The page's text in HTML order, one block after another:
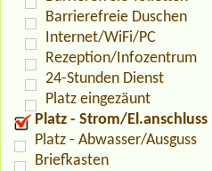
Barrierefreie Duschen
Internet/WiFi/PC
Rezeption/Infozentrum
24-Stunden Dienst
Platz eingezäunt
Platz - Strom/El.anschluss
Platz - Abwasser/Ausguss
Briefkasten